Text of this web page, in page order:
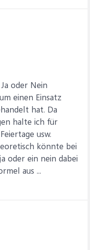
oder Nein
einen Einsatz
hat. Da
halte ich für
usw.
könnte bei
oder ein nein dabei
aus ...